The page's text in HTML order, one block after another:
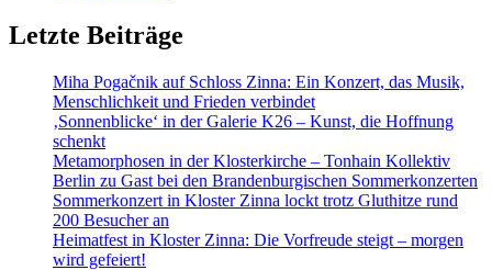
Letzte Beiträge
Miha Pogačnik auf Schloss Zinna: Ein Konzert, das Musik,
Menschlichkeit und Frieden verbindet
‚Sonnenblicke‘ in der Galerie K26 – Kunst, die Hoffnung
schenkt
Metamorphosen in der Klosterkirche – Tonhain Kollektiv
Berlin zu Gast bei den Brandenburgischen Sommerkonzerten
Sommerkonzert in Kloster Zinna lockt trotz Gluthitze rund
200 Besucher an
Heimatfest in Kloster Zinna: Die Vorfreude steigt – morgen
wird gefeiert!